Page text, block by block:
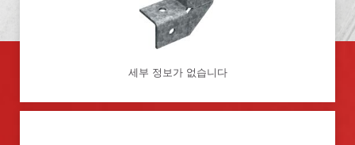
세부 정보가 없습니다